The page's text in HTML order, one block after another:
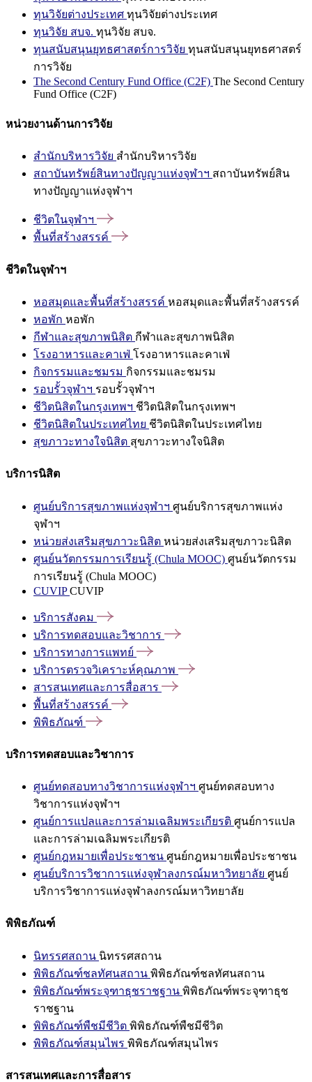
ทุนวิจัยต่างประเทศ ทุนวิจัยต่างประเทศ
ทุนวิจัย สบจ. ทุนวิจัย สบจ.
ทุนสนับสนุนยุทธศาสตร์การวิจัย ทุนสนับสนุนยุทธศาสตร์
การวิจัย
The Second Century Fund Office (C2F) The Second Century
Fund Office (C2F)
หน่วยงานด้านการวิจัย
สำนักบริหารวิจัย สำนักบริหารวิจัย
สถาบันทรัพย์สินทางปัญญาแห่งจุฬาฯ สถาบันทรัพย์สิน
ทางปัญญาแห่งจุฬาฯ
ชีวิตในจุฬาฯ
พื้นที่สร้างสรรค์
ชีวิตในจุฬาฯ
หอสมุดและพื้นที่สร้างสรรค์ หอสมุดและพื้นที่สร้างสรรค์
หอพัก หอพัก
กีฬาและสุขภาพนิสิต กีฬาและสุขภาพนิสิต
โรงอาหารและคาเฟ่ โรงอาหารและคาเฟ่
กิจกรรมและชมรม กิจกรรมและชมรม
รอบรั้วจุฬาฯ รอบรั้วจุฬาฯ
ชีวิตนิสิตในกรุงเทพฯ ชีวิตนิสิตในกรุงเทพฯ
ชีวิตนิสิตในประเทศไทย ชีวิตนิสิตในประเทศไทย
สุขภาวะทางใจนิสิต สุขภาวะทางใจนิสิต
บริการนิสิต
ศูนย์บริการสุขภาพแห่งจุฬาฯ ศูนย์บริการสุขภาพแห่ง
จุฬาฯ
หน่วยส่งเสริมสุขภาวะนิสิต หน่วยส่งเสริมสุขภาวะนิสิต
ศูนย์นวัตกรรมการเรียนรู้ (Chula MOOC) ศูนย์นวัตกรรม
การเรียนรู้ (Chula MOOC)
CUVIPCUVIP
บริการสังคม
บริการทดสอบและวิชาการ
บริการทางการแพทย์
บริการตรวจวิเคราะห์คุณภาพ
สารสนเทศและการสื่อสาร
พื้นที่สร้างสรรค์
พิพิธภัณฑ์
บริการทดสอบและวิชาการ
ศูนย์ทดสอบทางวิชาการแห่งจุฬาฯ ศูนย์ทดสอบทาง
วิชาการแห่งจุฬาฯ
ศูนย์การแปลและการล่ามเฉลิมพระเกียรติ ศูนย์การแปล
และการล่ามเฉลิมพระเกียรติ
ศูนย์กฎหมายเพื่อประชาชน ศูนย์กฎหมายเพื่อประชาชน
ศูนย์บริการวิชาการแห่งจุฬาลงกรณ์มหาวิทยาลัย ศูนย์
บริการวิชาการแห่งจุฬาลงกรณ์มหาวิทยาลัย
พิพิธภัณฑ์
นิทรรศสถาน นิทรรศสถาน
พิพิธภัณฑ์ชลทัศนสถาน พิพิธภัณฑ์ชลทัศนสถาน
พิพิธภัณฑ์พระจุฑาธุชราชฐาน พิพิธภัณฑ์พระจุฑาธุช
ราชฐาน
พิพิธภัณฑ์พืชมีชีวิต พิพิธภัณฑ์พืชมีชีวิต
พิพิธภัณฑ์สมุนไพร พิพิธภัณฑ์สมุนไพร
สารสนเทศและการสื่อสาร